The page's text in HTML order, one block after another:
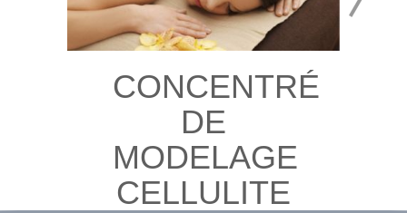
CONCENTRÉ
DE
MODELAGE
CELLULITE